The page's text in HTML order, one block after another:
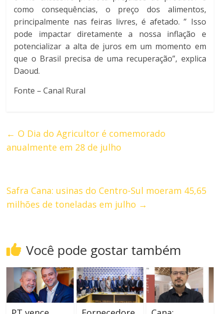
como consequências, o preço dos alimentos,
principalmente nas feiras livres, é afetado. ” Isso
pode impactar diretamente a nossa inflação e
potencializar a alta de juros em um momento em
que o Brasil precisa de uma recuperação”, explica
Daoud.
Fonte – Canal Rural
← O Dia do Agricultor é comemorado
anualmente em 28 de julho
Safra Cana: usinas do Centro-Sul moeram 45,65
milhões de toneladas em julho →
Você pode gostar também